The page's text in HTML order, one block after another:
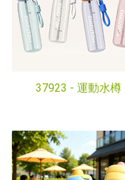
37923 - 運動水樽